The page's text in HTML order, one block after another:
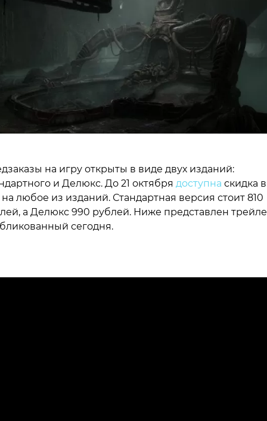
на игру открыты в виде двух изданий:
и Делюкс. До 21 октября доступна скидка в
на любое из изданий. Стандартная версия стоит 810
а Делюкс 990 рублей. Ниже представлен
сегодня.